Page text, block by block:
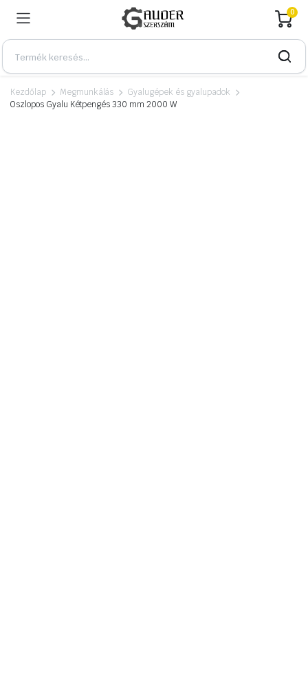
0
Kezdőlap Megmunkálás
Gyalugépek és gyalupadok
Oszlopos Gyalu Kétpengés 330 mm 2000 W